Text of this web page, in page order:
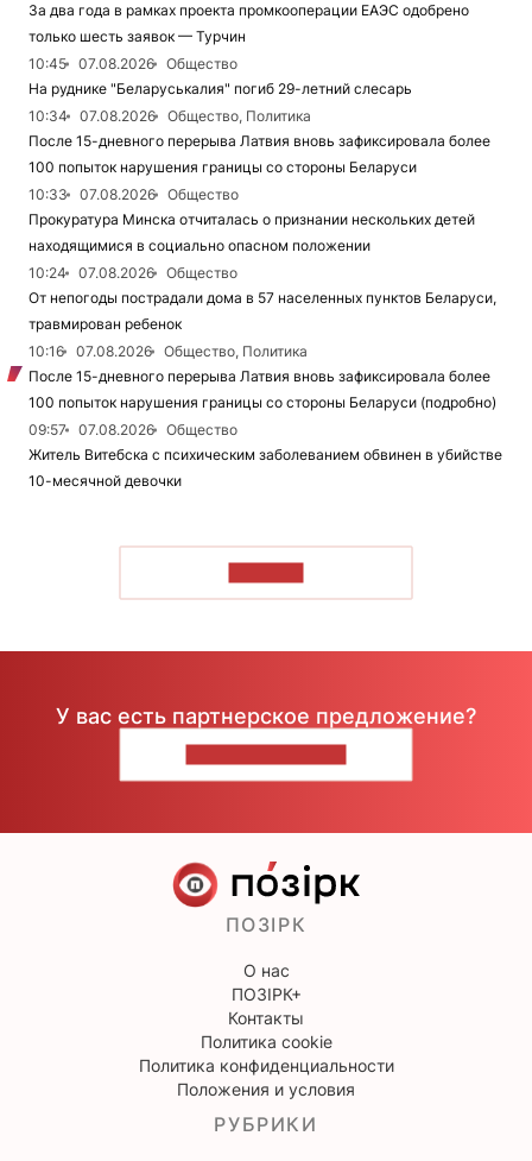
За два года в рамках проекта промкооперации ЕАЭС одобрено
только шесть заявок — Турчин
10:45
07.08.2026
Общество
На руднике "Беларуськалия" погиб 29-летний слесарь
10:34
07.08.2026
Общество, Политика
После 15-дневного перерыва Латвия вновь зафиксировала более
100 попыток нарушения границы со стороны Беларуси
10:33
07.08.2026
Общество
Прокуратура Минска отчиталась о признании нескольких детей
находящимися в социально опасном положении
10:24
07.08.2026
Общество
От непогоды пострадали дома в 57 населенных пунктов Беларуси,
травмирован ребенок
10:16
07.08.2026
Общество, Политика
После 15-дневного перерыва Латвия вновь зафиксировала более
100 попыток нарушения границы со стороны Беларуси (подробно)
09:57
07.08.2026
Общество
Житель Витебска с психическим заболеванием обвинен в убийстве
10-месячной девочки
У вас есть партнерское предложение?
ПОЗІРК
О нас
ПОЗІРК+
Контакты
Политика cookie
Политика конфиденциальности
Положения и условия
РУБРИКИ